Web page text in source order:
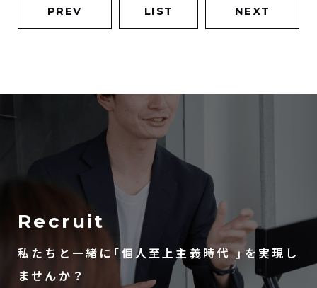
PREV LIST NEXT
Recruit
私たちと一緒に「個人至上主義時代 」を実現し
ませんか？